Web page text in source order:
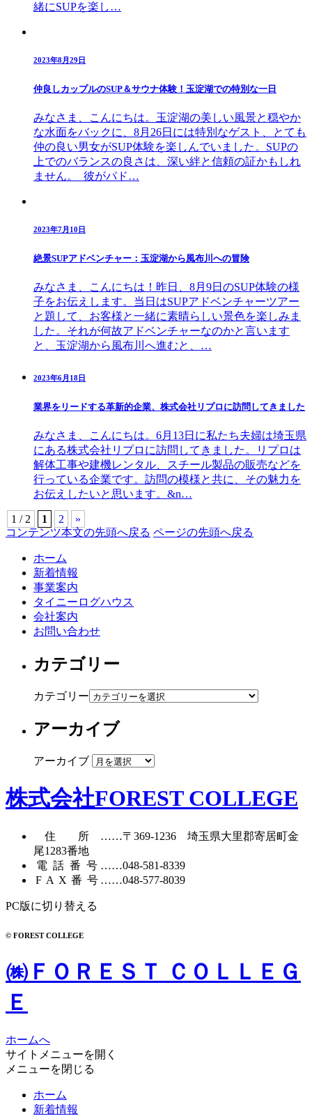
緒にSUPを楽し…
2023年8月29日
仲良しカップルのSUP＆サウナ体験！玉淀湖での特別な一日
みなさま、こんにちは。玉淀湖の美しい風景と穏やか
な水面をバックに、8月26日には特別なゲスト、とても
仲の良い男女がSUP体験を楽しんでいました。SUPの
上でのバランスの良さは、深い絆と信頼の証かもしれ
ません。 彼がパド…
2023年7月10日
絶景SUPアドベンチャー：玉淀湖から風布川への冒険
みなさま、こんにちは！昨日、8月9日のSUP体験の様
子をお伝えします。当日はSUPアドベンチャーツアー
と題して、お客様と一緒に素晴らしい景色を楽しみま
した。それが何故アドベンチャーなのかと言います
と、玉淀湖から風布川へ進むと、…
2023年6月18日
業界をリードする革新的企業、株式会社リプロに訪問してきました
みなさま、こんにちは。6月13日に私たち夫婦は埼玉県
にある株式会社リプロに訪問してきました。リプロは
解体工事や建機レンタル、スチール製品の販売などを
行っている企業です。訪問の模様と共に、その魅力を
お伝えしたいと思います。&n…
1 / 2 1 2
»
コンテンツ本文の先頭へ戻る ページの先頭へ戻る
ホーム
新着情報
事業案内
タイニーログハウス
会社案内
お問い合わせ
カテゴリー
カテゴリー
アーカイブ
アーカイブ
株式会社FOREST COLLEGE
住所……〒369-1236 埼玉県大里郡寄居町金
尾1283番地
電話番号……048-581-8339
FAX番号……048-577-8039
PC版に切り替える
© FOREST COLLEGE
㈱ＦＯＲＥＳＴ ＣＯＬＬＥＧ
Ｅ
ホームへ
サイトメニューを開く
メニューを閉じる
ホーム
新着情報